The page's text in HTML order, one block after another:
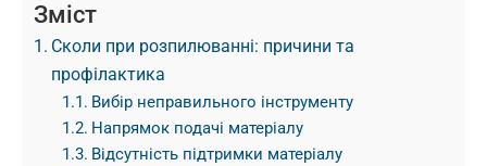
Зміст
Сколи при розпилюванні: причини та
профілактика
Вибір неправильного інструменту
Напрямок подачі матеріалу
Відсутність підтримки матеріалу